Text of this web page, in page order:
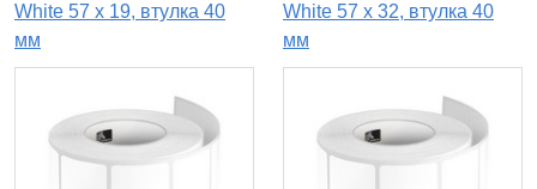
White 57 x 19, втулка 40
мм
White 57 x 32, втулка 40
мм